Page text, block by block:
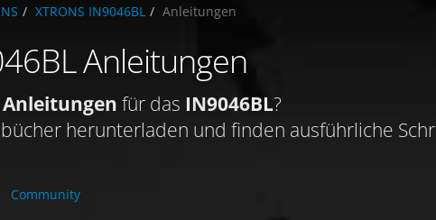
XTRONS IN9046BL Anleitungen
Anleitungen
für das IN9046BL?
herunterladen und finden ausführliche
Community